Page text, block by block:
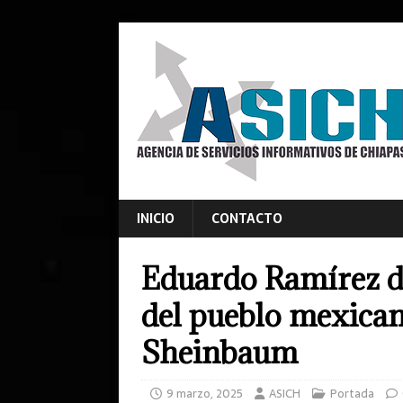
INICIO CONTACTO
Eduardo Ramírez
del pueblo
Sheinbaum
9 marzo, 2025 ASICH Portada